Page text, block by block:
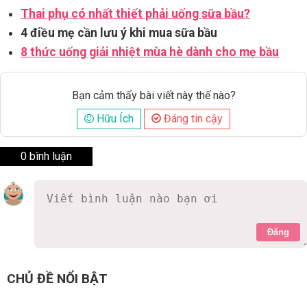
Thai phụ có nhất thiết phải uống sữa bầu?
4 điều mẹ cần lưu ý khi mua sữa bầu
8 thức uống giải nhiệt mùa hè dành cho mẹ bầu
Bạn cảm thấy bài viết này thế nào?
Hữu Ích
Đáng tin cậy
0 bình luận
Đăng
CHỦ ĐỀ NỔI BẬT